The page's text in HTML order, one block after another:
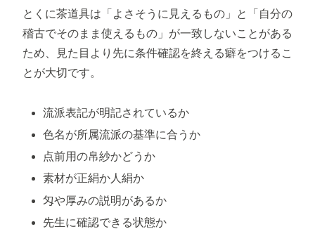
とくに茶道具は「よさそうに見えるもの」と「自分の
稽古でそのまま使えるもの」が一致しないことがある
ため、見た目より先に条件確認を終える癖をつけるこ
とが大切です。
流派表記が明記されているか
色名が所属流派の基準に合うか
点前用の帛紗かどうか
素材が正絹か人絹か
匁や厚みの説明があるか
先生に確認できる状態か